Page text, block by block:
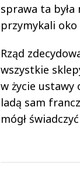
sprawa ta
przymykali oko
Rząd
wszystkie
w życie ustawy
ladą sam
mógł